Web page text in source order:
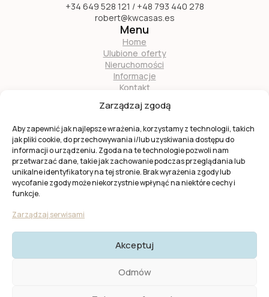
Zarządzaj zgodą
Aby zapewnić jak najlepsze wrażenia, korzystamy z technologii, takich
jak pliki cookie, do przechowywania i/lub uzyskiwania dostępu do
informacji o urządzeniu. Zgoda na te technologie pozwoli nam
przetwarzać dane, takie jak zachowanie podczas przeglądania lub
unikalne identyfikatory na tej stronie. Brak wyrażenia zgody lub
wycofanie zgody może niekorzystnie wpłynąć na niektóre cechy i
funkcje.
Zarządzaj serwisami
Akceptuj
Odmów
+34 649 528 121 / +48 793 440 278
robert@kwcasas.es
Menu
Home
Ulubione oferty
Nieruchomości
Informacje
Kontakt
Zostań naszym partnerem
Ta strona jest chroniona przez
Prywatności I Cookies